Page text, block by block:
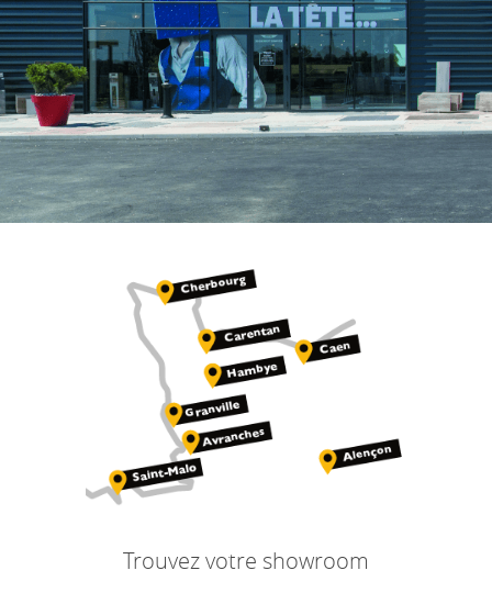
Trouvez votre showroom